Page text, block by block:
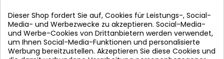
1L Anhänger
Kristall Tiffany Original
Schwarze Schokolade Gefunden
Dieser Shop fordert Sie auf, Cookies für Leistungs-, Social-
Media- und Werbezwecke zu akzeptieren. Social-Media-
und Werbe-Cookies von Drittanbietern werden verwendet,
um Ihnen Social-Media-Funktionen und personalisierte
Werbung bereitzustellen. Akzeptieren Sie diese Cookies und